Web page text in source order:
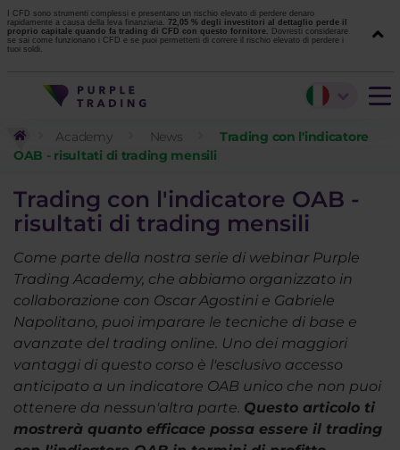
I CFD sono strumenti complessi e presentano un rischio elevato di perdere denaro
rapidamente a causa della leva finanziaria. 72,05 % degli investitori al dettaglio perde il
proprio capitale quando fa trading di CFD con questo fornitore. Dovresti considerare
se sai come funzionano i CFD e se puoi permetterti di correre il rischio elevato di perdere i
tuoi soldi.
Academy News
Trading con l'indicatore
OAB - risultati di trading mensili
Trading con l'indicatore OAB -
risultati di trading mensili
Come parte della nostra serie di webinar Purple
Trading Academy, che abbiamo organizzato in
collaborazione con Oscar Agostini e Gabriele
Napolitano, puoi imparare le tecniche di base e
avanzate del trading online. Uno dei maggiori
vantaggi di questo corso è l'esclusivo accesso
anticipato a un indicatore OAB unico che non puoi
ottenere da nessun'altra parte. Questo articolo ti
mostrerà quanto efficace possa essere il trading